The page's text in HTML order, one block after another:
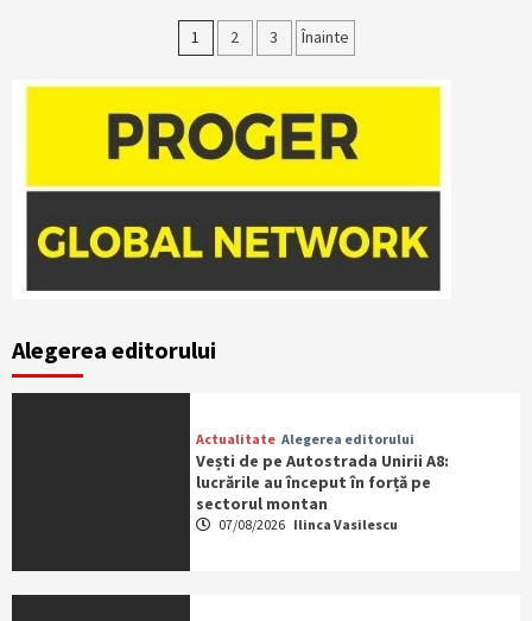
Paginație
articole
1 2 3 Înainte
Alegerea editorului
Actualitate Alegerea editorului
Vești de pe Autostrada Unirii A8:
lucrările au început în forță pe
sectorul montan
07/08/2026 Ilinca Vasilescu